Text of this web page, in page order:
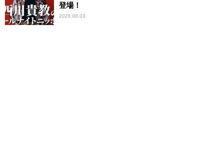
登場！
2026.08.03